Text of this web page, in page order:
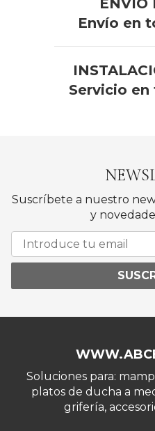
Envío en
Servicio
Suscríbete a nuestro
y
Soluciones para:
platos de ducha a
grifería,